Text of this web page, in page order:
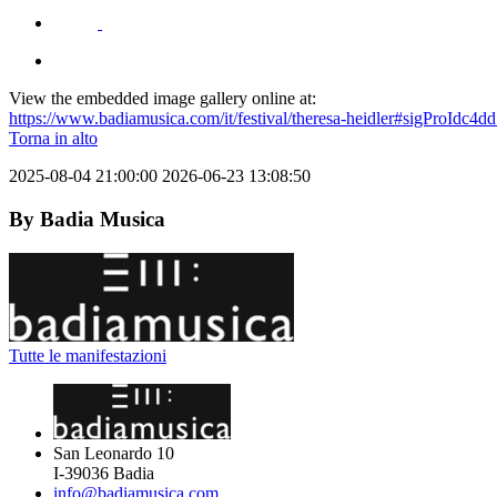
View the embedded image gallery online at:
https://www.badiamusica.com/it/festival/theresa-
Torna in alto
2025-08-04 21:00:00 2026-06-23 13:08:50
By Badia Musica
Tutte le manifestazioni
San Leonardo 10
I-39036 Badia
info@badiamusica.com